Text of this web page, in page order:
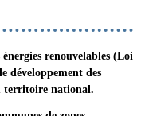
renouvelables (Loi
développement des
territoire national.